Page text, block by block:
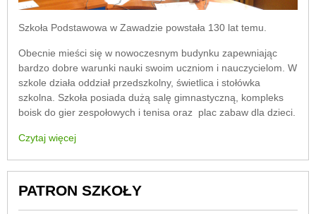
Szkoła Podstawowa w Zawadzie powstała 130 lat temu.
Obecnie mieści się w nowoczesnym budynku zapewniając
bardzo dobre warunki nauki swoim uczniom i nauczycielom. W
szkole działa oddział przedszkolny, świetlica i stołówka
szkolna. Szkoła posiada dużą salę gimnastyczną, kompleks
boisk do gier zespołowych i tenisa oraz plac zabaw dla dzieci.
Czytaj więcej
PATRON SZKOŁY